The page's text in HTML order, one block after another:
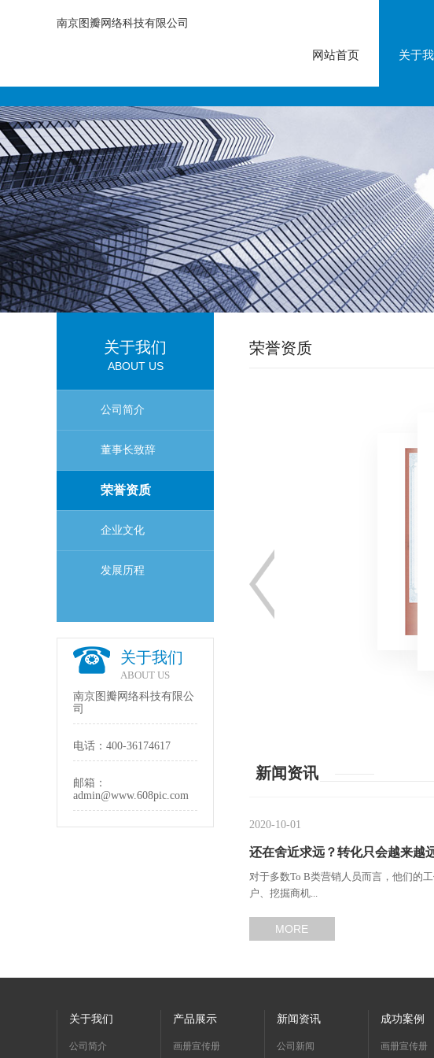
南京图瓣网络科技有限公司
网站首页 关于
关于我们
ABOUT US
公司简介
董事长致辞
荣誉资质
企业文化
发展历程
关于我们
ABOUT US
南京图瓣网络科技有限公
司
电话：400-36174617
邮箱：
admin@www.608pic.com
荣誉资质
新闻资讯
2020-10-01
还在舍近求远？转化只会越来越
对于多数To B类营销人员而言，他们的
户、挖掘商机...
MORE
关于我们
公司简介
产品展示
画册宣传册
新闻资讯
公司新闻
成功案例
画册宣传册